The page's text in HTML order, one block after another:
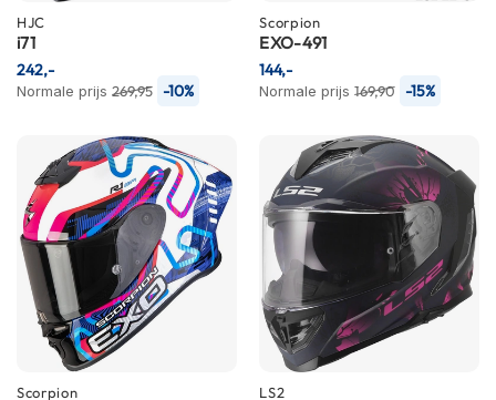
h
h
e
l
m
C
a
r
b
o
n
h
e
e
HJC
i71
Normale prijs 269,95 -10%
242,-
Scorpion
EXO-491
Normale prijs 169,90 -15%
144,-
Scorpion LS2